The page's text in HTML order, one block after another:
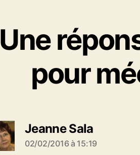
Une
pour
Jeanne Saladit :
02/02/2016 à 15:19